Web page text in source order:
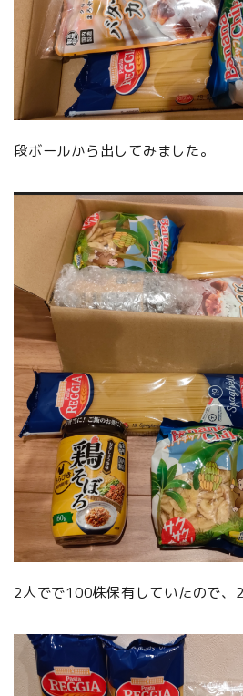
段ボールから出してみました。
2人でで100株保有していたので、